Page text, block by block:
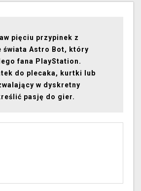
pięciu przypinek z
świata Astro Bot, który
fana PlayStation.
do plecaka, kurtki lub
w dyskretny
pasję do gier.